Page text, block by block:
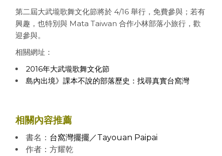
第二屆大武壠歌舞文化節將於 4/16 舉行，免費參與；若有
興趣，也特別與 Mata Taiwan 合作小林部落小旅行，歡
迎參與。
相關網址：
2016年大武壠歌舞文化節
島內出境》課本不說的部落歷史：找尋真實台窩灣
相關內容推薦
書名： 台窩灣擺擺／Tayouan Paipai
作者：方耀乾